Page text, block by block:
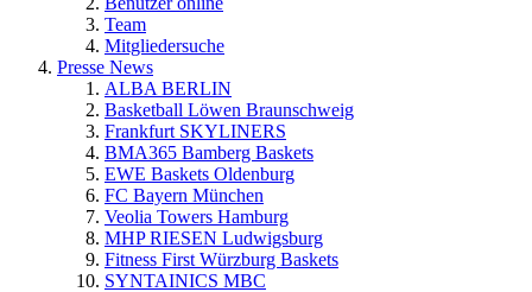
Team
Mitgliedersuche
Presse News
ALBA BERLIN
Basketball Löwen Braunschweig
Frankfurt SKYLINERS
BMA365 Bamberg Baskets
EWE Baskets Oldenburg
FC Bayern München
Veolia Towers Hamburg
MHP RIESEN Ludwigsburg
Fitness First Würzburg Baskets
SYNTAINICS MBC